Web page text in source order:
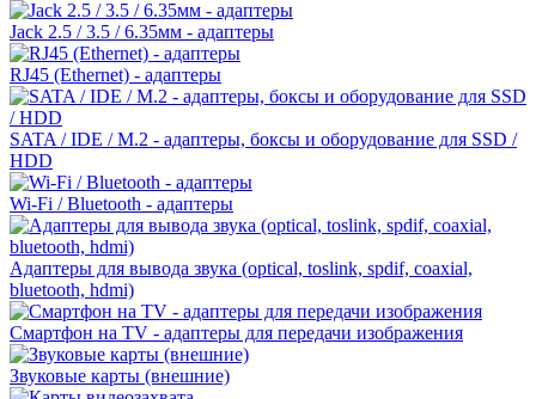
Jack 2.5 / 3.5 / 6.35мм - адаптеры
RJ45 (Ethernet) - адаптеры
SATA / IDE / M.2 - адаптеры, боксы и оборудование для SSD /
HDD
Wi-Fi / Bluetooth - адаптеры
Адаптеры для вывода звука (optical, toslink, spdif, coaxial,
bluetooth, hdmi)
Смартфон на TV - адаптеры для передачи изображения
Звуковые карты (внешние)